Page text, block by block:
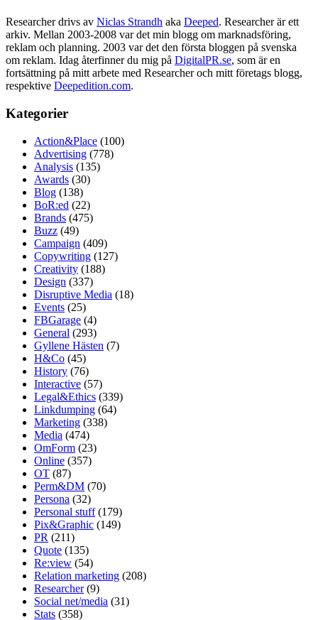
Researcher drivs av Niclas Strandh aka Deeped. Researcher är ett
arkiv. Mellan 2003-2008 var det min blogg om marknadsföring,
reklam och planning. 2003 var det den första bloggen på svenska
om reklam. Idag återfinner du mig på DigitalPR.se, som är en
fortsättning på mitt arbete med Researcher och mitt företags blogg,
respektive Deepedition.com.
Kategorier
Action&Place (100)
Advertising (778)
Analysis (135)
Awards (30)
Blog (138)
BoR:ed (22)
Brands (475)
Buzz (49)
Campaign (409)
Copywriting (127)
Creativity (188)
Design (337)
Disruptive Media (18)
Events (25)
FBGarage (4)
General (293)
Gyllene Hästen (7)
H&Co (45)
History (76)
Interactive (57)
Legal&Ethics (339)
Linkdumping (64)
Marketing (338)
Media (474)
OmForm (23)
Online (357)
OT (87)
Perm&DM (70)
Persona (32)
Personal stuff(179)
Pix&Graphic (149)
PR (211)
Quote (135)
Re:view (54)
Relation marketing (208)
Researcher(9)
Social net/media (31)
Stats (358)